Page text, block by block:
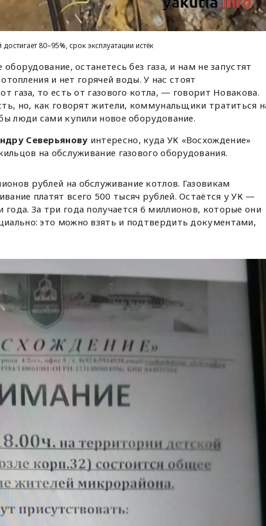
80–95%, срок эксплуатации истёк
останетесь без газа, и нам не запустят
и нет горячей воды. У нас стоят
газа, то есть от газового котла, — говорит Новакова.
но, как говорят жители, коммунальщики тратиться
люди сами купили новое оборудование.
Северьянову интересно, куда УК «Восхождение»
на обслуживание газового оборудования.
рублей на обслуживание котлов. Газовикам
платят всего 500 тысяч рублей. Остаётся у УК —
За три года получается 6 миллионов, которые они
это можно взять и подтвердить документами,